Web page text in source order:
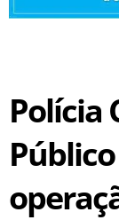
Polícia